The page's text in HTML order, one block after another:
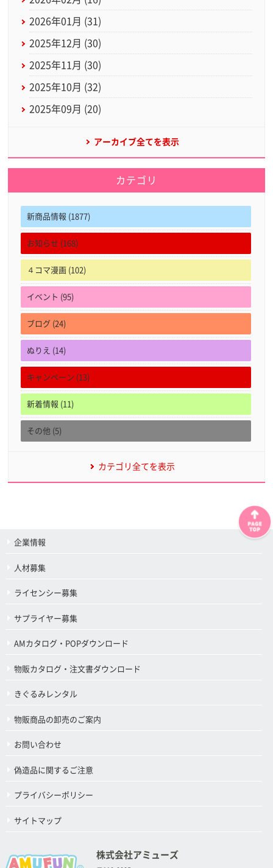
2026年01月 (31)
2025年12月 (30)
2025年11月 (30)
2025年10月 (32)
2025年09月 (20)
アーカイブ全てを表示
カテゴリ
新商品情報 (1877)
お知らせ (168)
４コマ漫画 (102)
イベント (95)
ブログ (24)
ぬりえ (14)
キャンペーン (13)
新着情報 (11)
その他 (5)
カテゴリ全てを表示
企業情報
人材募集
ライセンシー募集
サプライヤー募集
AMカタログ・POPダウンロード
物販カタログ・注文書ダウンロード
きぐるみレンタル
物販商品の卸売のご案内
お問い合わせ
偽造品に関するご注意
プライバシーポリシー
サイトマップ
株式会社アミューズ